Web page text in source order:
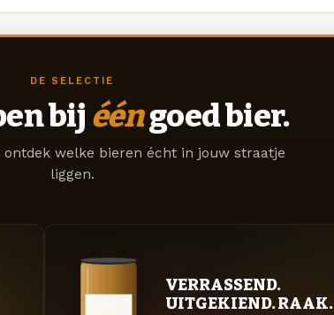
DE SELECTIE
bij ééngoed bier.
ontdek welke bieren écht in jouw straatje
liggen.
VERRASSEND.
UITGEKIEND. RAAK.